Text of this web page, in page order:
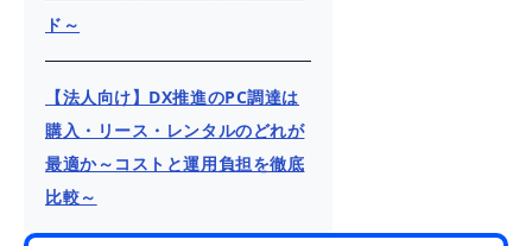
ド～
【法人向け】DX推進のPC調達は
購入・リース・レンタルのどれが
最適か～コストと運用負担を徹底
比較～